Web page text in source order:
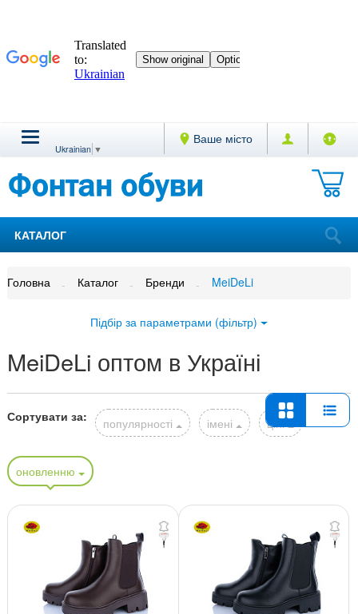
Ваше місто
Ukrainian ▼
КАТАЛОГ
Головна Каталог Бренди MeiDeLi
Підбір за параметрами (фільтр)
MeiDeLi оптом в Україні
Сортувати за: популярності імені ціні
оновленню